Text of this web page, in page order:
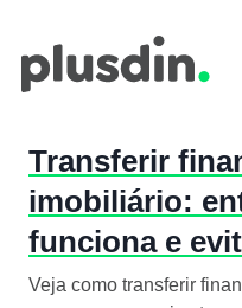
Transferir
imobiliário:
funciona e
Veja como transferir